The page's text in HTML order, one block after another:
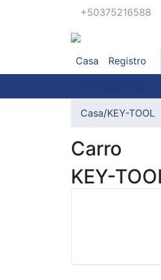
+50375216588
Casa Registro
Casa/KEY-TOOL
Carro
KEY-